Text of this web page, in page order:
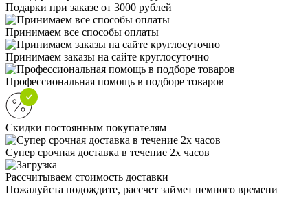
Подарки при заказе от 3000 рублей
Принимаем все способы оплаты
Принимаем заказы на сайте круглосуточно
Профессиональная помощь в подборе товаров
Скидки постоянным покупателям
Супер срочная доставка в течение 2х часов
Рассчитываем стоимость доставки
Пожалуйста подождите, рассчет займет немного времени